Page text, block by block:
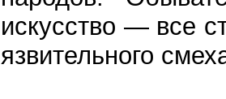
искусство — все
язвительного